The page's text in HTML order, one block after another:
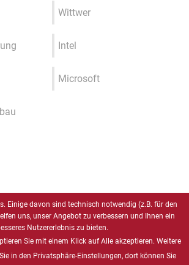
/ Smart
Wittwer
Intel
Microsoft
Einige davon sind technisch notwendig (z.B. für den
uns, unser Angebot zu verbessern und Ihnen ein
Nutzererlebnis zu bieten.
Sie mit einem Klick auf Alle akzeptieren. Weitere
in den Privatsphäre-Einstellungen, dort können Sie